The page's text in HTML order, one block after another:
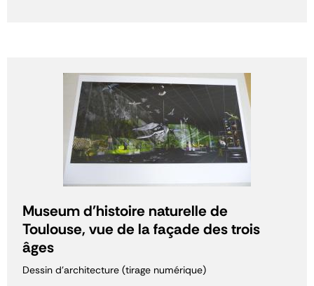
Museum d'histoire naturelle de
Toulouse, vue de la façade des trois
âges
Dessin d'architecture (tirage numérique)